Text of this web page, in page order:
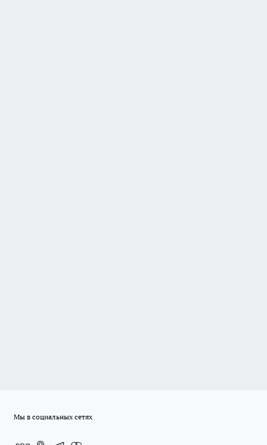
Мы в социальных сетях